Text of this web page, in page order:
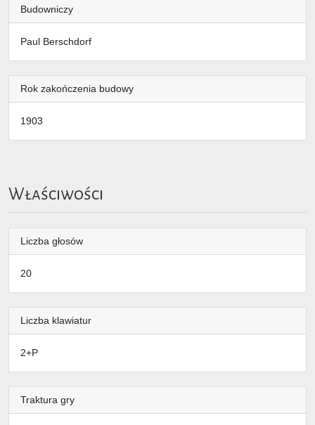
Budowniczy
Paul Berschdorf
Rok zakończenia budowy
1903
Właściwości
Liczba głosów
20
Liczba klawiatur
2+P
Traktura gry